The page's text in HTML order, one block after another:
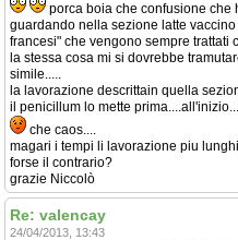
porca boia che confusione che
guardando nella sezione latte
francesi" che vengono sempre trattati
la stessa cosa mi si dovrebbe
simile.....
la lavorazione descrittain quella
il penicillum lo mette
che caos....
magari i tempi li lavorazione piu
forse il contrario?
grazie Niccolò
Re: valencay
24/04/2013, 13:43